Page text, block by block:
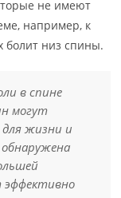
не имеют
например, к
болит низ спины.
в спине
могут
жизни и
эффективно